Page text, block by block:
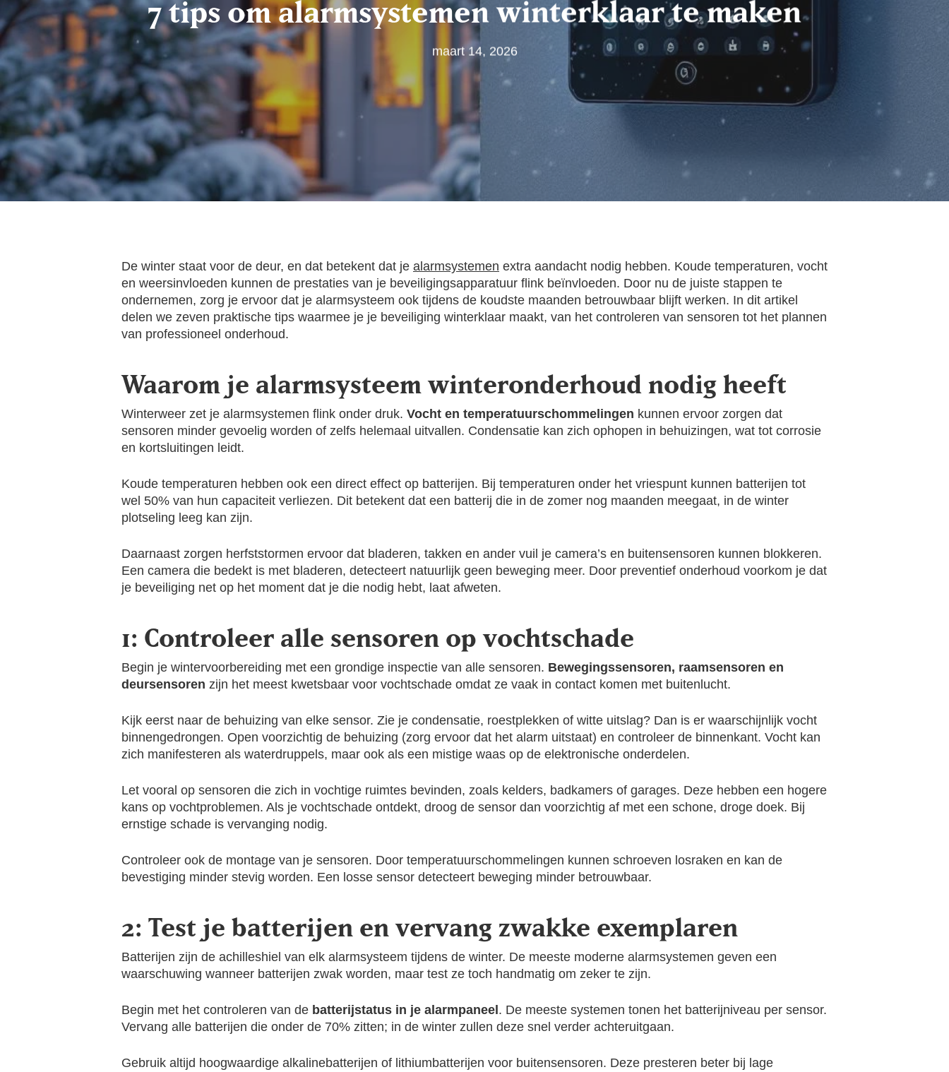
7 tips om alarmsystemen winterklaar te maken
maart 14, 2026
De winter staat voor de deur, en dat betekent dat je alarmsystemen extra aandacht nodig hebben. Koude temperaturen, vocht
en weersinvloeden kunnen de prestaties van je beveiligingsapparatuur flink beïnvloeden. Door nu de juiste stappen te
ondernemen, zorg je ervoor dat je alarmsysteem ook tijdens de koudste maanden betrouwbaar blijft werken. In dit artikel
delen we zeven praktische tips waarmee je je beveiliging winterklaar maakt, van het controleren van sensoren tot het plannen
van professioneel onderhoud.
Waarom je alarmsysteem winteronderhoud nodig heeft
Winterweer zet je alarmsystemen flink onder druk. Vocht en temperatuurschommelingen kunnen ervoor zorgen dat
sensoren minder gevoelig worden of zelfs helemaal uitvallen. Condensatie kan zich ophopen in behuizingen, wat tot corrosie
en kortsluitingen leidt.
Koude temperaturen hebben ook een direct effect op batterijen. Bij temperaturen onder het vriespunt kunnen batterijen tot
wel 50% van hun capaciteit verliezen. Dit betekent dat een batterij die in de zomer nog maanden meegaat, in de winter
plotseling leeg kan zijn.
Daarnaast zorgen herfststormen ervoor dat bladeren, takken en ander vuil je camera’s en buitensensoren kunnen blokkeren.
Een camera die bedekt is met bladeren, detecteert natuurlijk geen beweging meer. Door preventief onderhoud voorkom je dat
je beveiliging net op het moment dat je die nodig hebt, laat afweten.
1: Controleer alle sensoren op vochtschade
Begin je wintervoorbereiding met een grondige inspectie van alle sensoren. Bewegingssensoren, raamsensoren en
deursensoren zijn het meest kwetsbaar voor vochtschade omdat ze vaak in contact komen met buitenlucht.
Kijk eerst naar de behuizing van elke sensor. Zie je condensatie, roestplekken of witte uitslag? Dan is er waarschijnlijk vocht
binnengedrongen. Open voorzichtig de behuizing (zorg ervoor dat het alarm uitstaat) en controleer de binnenkant. Vocht kan
zich manifesteren als waterdruppels, maar ook als een mistige waas op de elektronische onderdelen.
Let vooral op sensoren die zich in vochtige ruimtes bevinden, zoals kelders, badkamers of garages. Deze hebben een hogere
kans op vochtproblemen. Als je vochtschade ontdekt, droog de sensor dan voorzichtig af met een schone, droge doek. Bij
ernstige schade is vervanging nodig.
Controleer ook de montage van je sensoren. Door temperatuurschommelingen kunnen schroeven losraken en kan de
bevestiging minder stevig worden. Een losse sensor detecteert beweging minder betrouwbaar.
2: Test je batterijen en vervang zwakke exemplaren
Batterijen zijn de achilleshiel van elk alarmsysteem tijdens de winter. De meeste moderne alarmsystemen geven een
waarschuwing wanneer batterijen zwak worden, maar test ze toch handmatig om zeker te zijn.
Begin met het controleren van de batterijstatus in je alarmpaneel . De meeste systemen tonen het batterijniveau per sensor.
Vervang alle batterijen die onder de 70% zitten; in de winter zullen deze snel verder achteruitgaan.
Gebruik altijd hoogwaardige alkalinebatterijen of lithiumbatterijen voor buitensensoren. Deze presteren beter bij lage